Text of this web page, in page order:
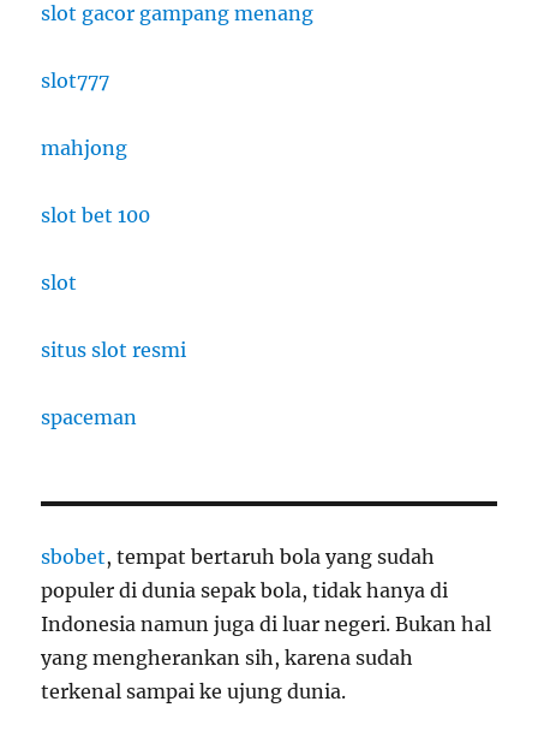
slot gacor gampang menang
slot777
mahjong
slot bet 100
slot
situs slot resmi
spaceman
sbobet, tempat bertaruh bola yang sudah
populer di dunia sepak bola, tidak hanya di
Indonesia namun juga di luar negeri. Bukan hal
yang mengherankan sih, karena sudah
terkenal sampai ke ujung dunia.